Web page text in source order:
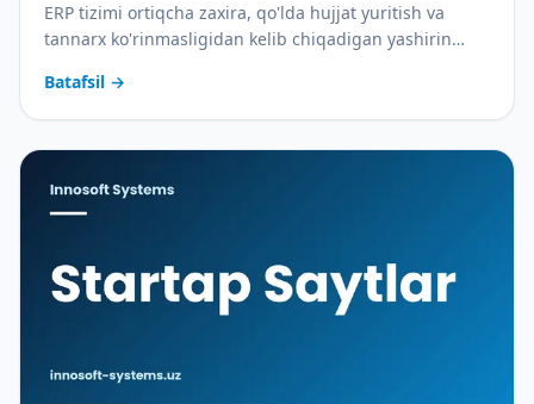
ERP tizimi ortiqcha zaxira, qo'lda hujjat yuritish va
tannarx ko'rinmasligidan kelib chiqadigan yashirin
Batafsil →